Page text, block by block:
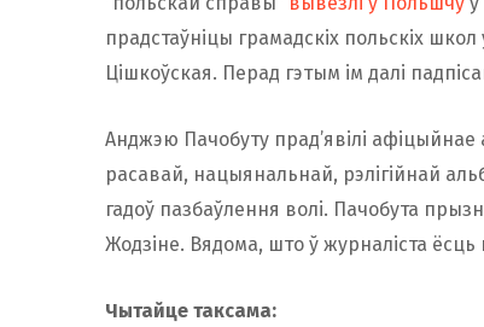
прадстаўніцы грамадскіх польскіх
Цішкоўская. Перад гэтым ім далі
Анджэю Пачобуту прад’явілі
расавай, нацыянальнай, рэлігійнай
гадоў пазбаўлення волі. Пачобута
Жодзіне. Вядома, што ў журналіста
Чытайце таксама: